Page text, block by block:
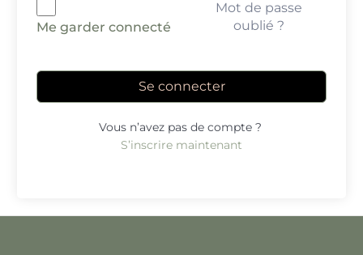
Me garder connecté
Mot de passe
oublié ?
Se connecter
Vous n’avez pas de compte ?
S’inscrire maintenant